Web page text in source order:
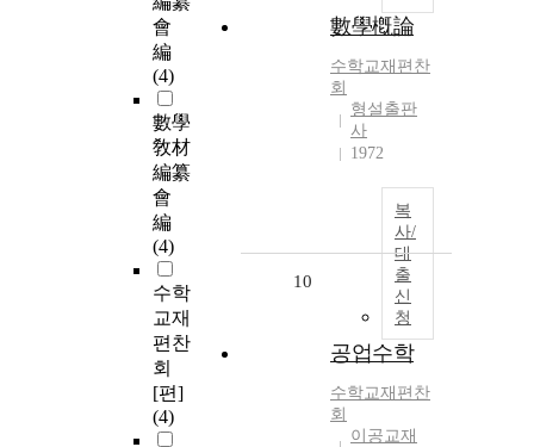
會
編
(4)
數學
敎材
編纂
會
編
(4)
수학
교재
편찬
회
[편]
(4)
數學槪論
수학교재편찬
회
형설출판
사
1972
복
사/
대
출
신
청
10
공업수학
수학교재편찬
회
이공교재